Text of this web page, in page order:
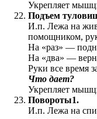
Укрепляет
Подъем
И.п. Лежа на
помощником,
На «раз» —
На «два» —
Руки все время
Что дает?
Укрепляет
Повороты1.
И.п. Лежа на